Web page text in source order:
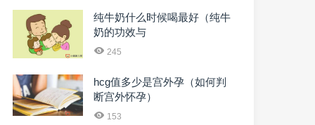
纯牛奶什么时候喝最好（纯牛
奶的功效与
245
hcg值多少是宫外孕（如何判
断宫外怀孕）
153